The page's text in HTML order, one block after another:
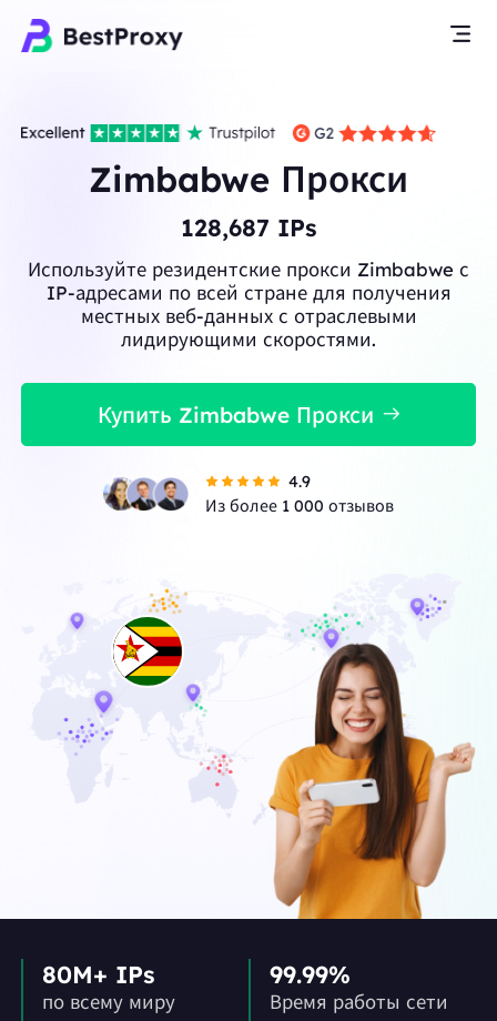
Zimbabwe Прокси
128,687 IPs
Используйте резидентские прокси Zimbabwe с
IP-адресами по всей стране для получения
местных веб-данных с отраслевыми
лидирующими скоростями.
Купить Zimbabwe Прокси
4.9
Из более 1 000 отзывов
80M+ IPs
по всему миру
99.99%
Время работы сети